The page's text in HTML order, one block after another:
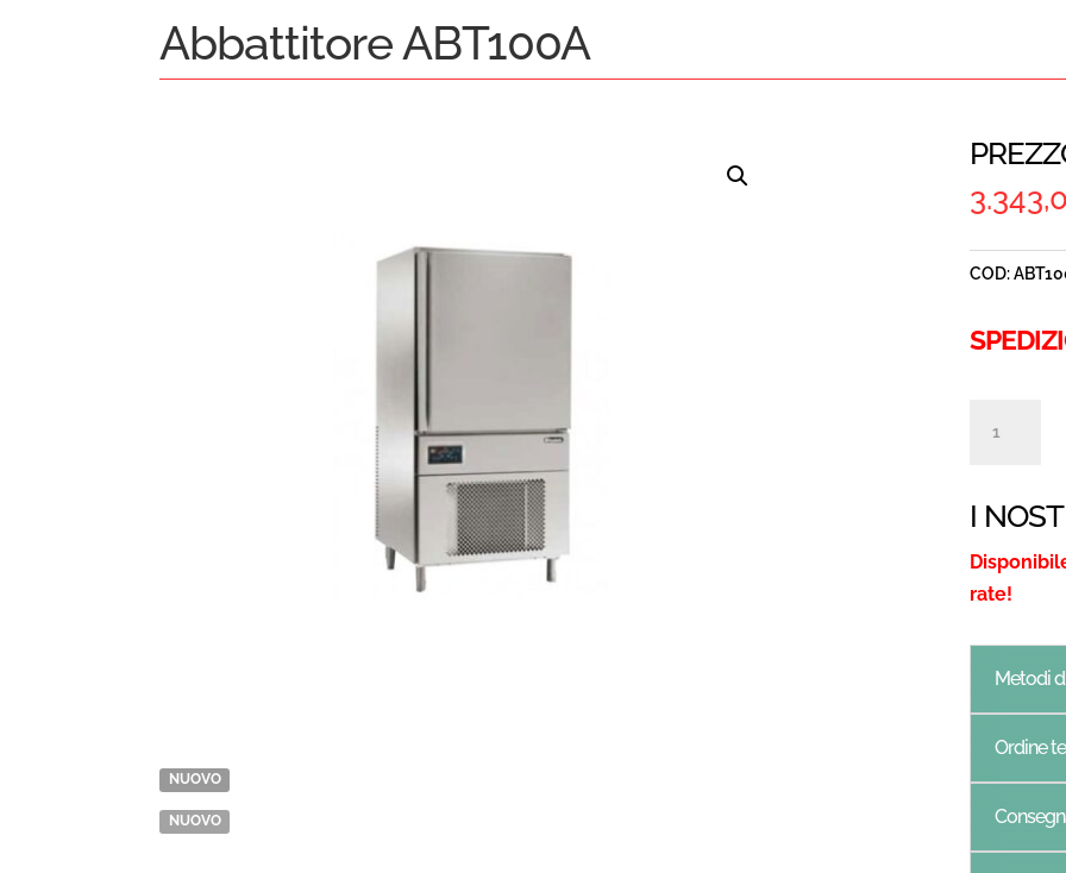
Abbattitore ABT100A
NUOVO
NUOVO
COD:
I
rate!
Metodi
Ordine